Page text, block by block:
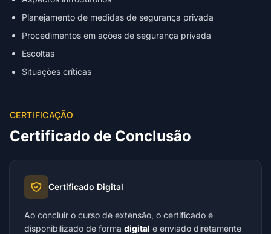
Planejamento de medidas de segurança privada
Procedimentos em ações de segurança privada
Escoltas
Situações críticas
CERTIFICAÇÃO
Certificado de Conclusão
Certificado Digital
Ao concluir o curso de extensão, o certificado é
disponibilizado de forma digital e enviado diretamente